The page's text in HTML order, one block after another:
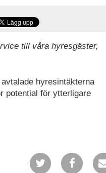
till våra hyresgäster,
hyresintäkterna
potential för ytterligare